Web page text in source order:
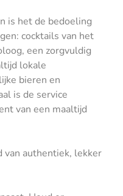
is het de bedoeling
cocktails van het
een zorgvuldig
lokale
bieren en
is de service
van een maaltijd
van authentiek, lekker